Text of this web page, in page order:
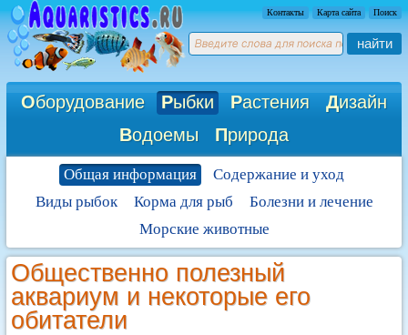
Контакты Карта сайта Поиск
найти
Оборудование Рыбки Растения Дизайн
Водоемы Природа
Общая информация
Содержание и уход
Виды рыбок
Корма для рыб
Болезни и лечение
Морские животные
Общественно полезный
аквариум и некоторые его
обитатели